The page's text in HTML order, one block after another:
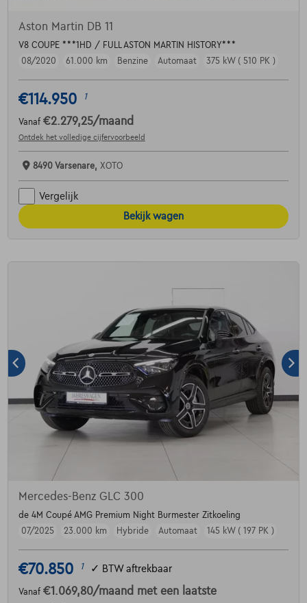
Aston Martin DB 11
V8 COUPE ***1HD / FULL ASTON MARTIN HISTORY***
08/2020
61.000 km Benzine Automaat 375 kW ( 510 PK )
€114.950 1
Vanaf €2.279,25/maand
Ontdek het volledige cijfervoorbeeld
8490 Varsenare, XOTO
Vergelijk
Bekijk wagen
Mercedes-Benz GLC 300
de 4M Coupé AMG Premium Night Burmester Zitkoeling
07/2025
23.000 km Hybride Automaat 145 kW ( 197 PK )
€70.850 1 ✓ BTW aftrekbaar
Vanaf €1.069,80/maand met een laatste